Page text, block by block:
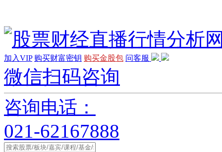
加入VIP 购买财富密钥 购买金股包 问客服
微信扫码咨询
咨询电话：
021-62167888